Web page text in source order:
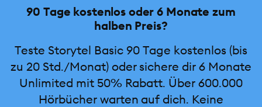
90 Tage kostenlos oder 6 Monate zum
halben Preis?
Teste Storytel Basic 90 Tage kostenlos (bis
zu 20 Std./Monat) oder sichere dir 6 Monate
Unlimited mit 50% Rabatt. Über 600.000
Hörbücher warten auf dich. Keine